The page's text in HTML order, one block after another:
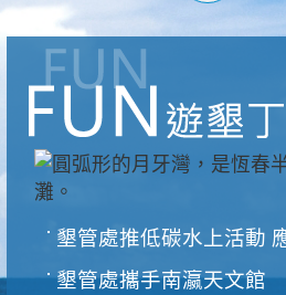
墾管處推低碳水上活動 應屆
墾管處攜手南瀛天文館 打造